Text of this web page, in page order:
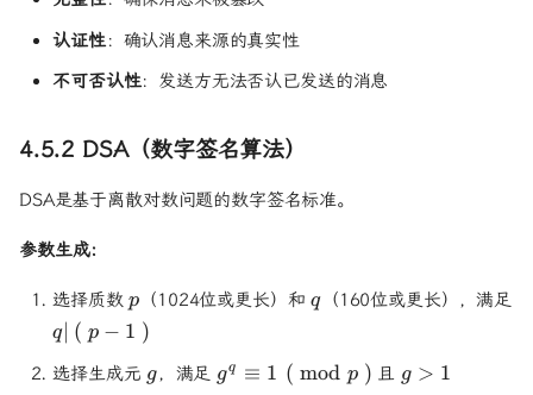
认证性：确认消息来源的真实性
不可否认性：发送方无法否认已发送的消息
4.5.2 DSA（数字签名算法）
DSA是基于离散对数问题的数字签名标准。
参数生成：
选择质数p
p （1024位或更长）和q
q（160位或更长），满足
q |
1)
q∣ (p − 1 )
选择生成元 g
g，满足 g^q
gq ≡ 1 (mod p ) 且 g
g > 1